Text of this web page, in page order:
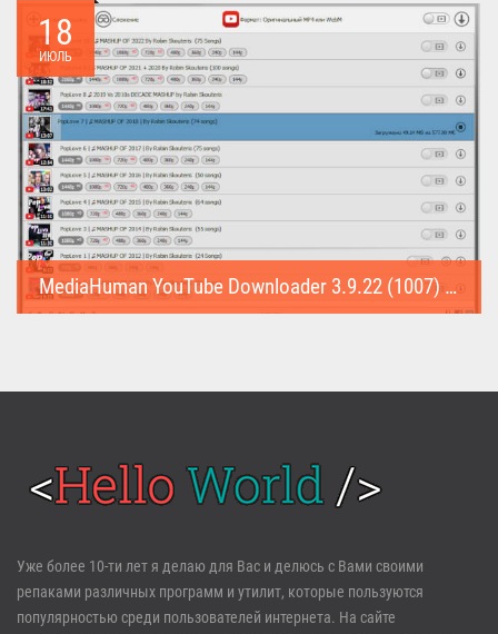
18
ИЮЛЬ
MediaHuman YouTube Downloader 3.9.22 (1007) (Repack & Portable)
Войти
Регистрация
Забыли пароль?
Уже более 10-ти лет я делаю для Вас и делюсь с Вами своими
репаками различных программ и утилит, которые пользуются
популярностью среди пользователей интернета. На сайте